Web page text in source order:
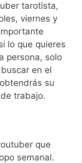
tarotista,
viernes y
lo que quieres
persona, solo
en el
su
trabajo.
que
semanal.